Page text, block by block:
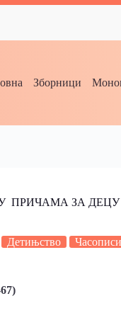
Зборници
ПРИЧАМА ЗА
Детињство Часописи